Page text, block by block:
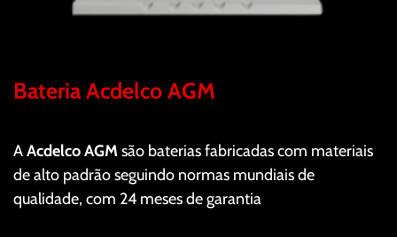
Bateria Acdelco AGM
AAcdelco AGMsão baterias fabricadas com materiais
de alto padrão seguindo normas mundiais de
qualidade, com 24 meses de garantia